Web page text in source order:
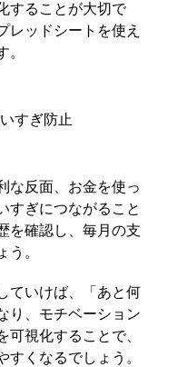
することが大切で
レッドシートを使え
。
すぎ防止
な反面、お金を使っ
すぎにつながること
を確認し、毎月の支
う。
ていけば、「あと何
り、モチベーション
視化することで、
くなるでしょう。